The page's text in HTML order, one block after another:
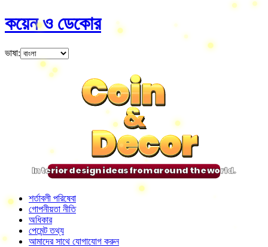
কয়েন ও ডেকোর
ভাষা:
Coin
&
Decor
Coin
&
Decor
Coin
&
Decor
Coin
&
Decor
Interior design ideas from around the world.
শর্তাবলী পরিষেবা
গোপনীয়তা নীতি
অধিকার
পেমেন্ট তথ্য
আমাদের সাথে যোগাযোগ করুন